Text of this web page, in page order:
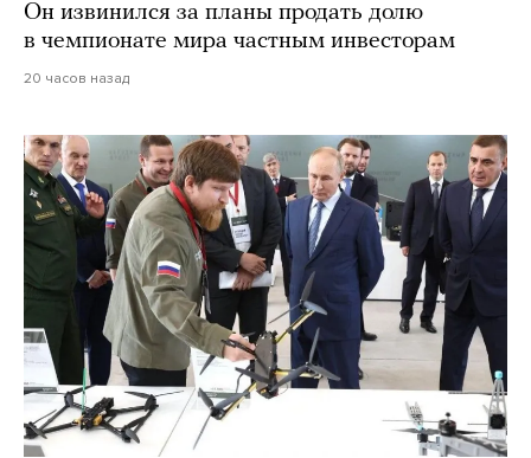
Он извинился за планы продать долю
в чемпионате мира частным инвесторам
20 часов назад